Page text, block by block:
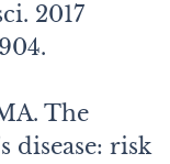
2017
The
disease: risk